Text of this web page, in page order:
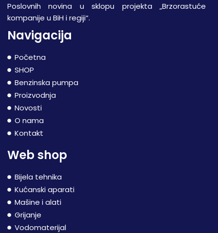
Poslovnih novina u sklopu projekta „Brzorastuće
kompanije u BiH i regiji“.
Navigacija
Početna
SHOP
Benzinska pumpa
Proizvodnja
Novosti
O nama
Kontakt
Web shop
Bijela tehnika
Kućanski aparati
Mašine i alati
Grijanje
Vodomaterijal